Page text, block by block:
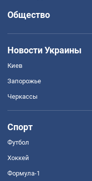
Общество
Новости Украины
Киев
Запорожье
Черкассы
Спорт
Футбол
Хоккей
Формула-1